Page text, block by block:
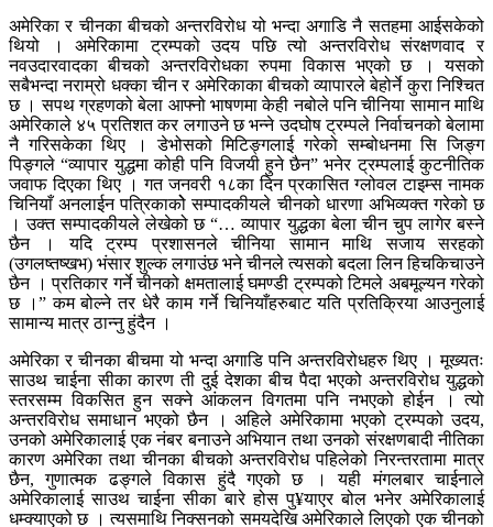
अमेरिका र चीनका बीचको अन्तरविरोध यो भन्दा अगाडि नै सतहमा आईसकेको
थियो । अमेरिकामा ट्रम्पको उदय पछि त्यो अन्तरविरोध संरक्षणवाद र
नवउदारवादका बीचको अन्तरविरोधका रुपमा विकास भएको छ । यसको
सबैभन्दा नराम्रो धक्का चीन र अमेरिकाका बीचको व्यापारले बेहोर्ने कुरा निश्चित
छ । सपथ ग्रहणको बेला आफ्नो भाषणमा केही नबोले पनि चीनिया सामान माथि
अमेरिकाले ४५ प्रतिशत कर लगाउने छ भन्ने उदघोष ट्रम्पले निर्वाचनको बेलामा
नै गरिसकेका थिए । डेभोसको मिटिङ्गलाई गरेको सम्बोधनमा सि जिङ्ग
पिङ्गले “व्यापार युद्धमा कोही पनि विजयी हुने छैन” भनेर ट्रम्पलाई कुटनीतिक
जवाफ दिएका थिए । गत जनवरी १८का दिन प्रकासित ग्लोवल टाइम्स नामक
चिनियाँ अनलाईन पत्रिकाकोे सम्पादकीयले चीनको धारणा अभिव्यक्त गरेको छ
। उक्त सम्पादकीयले लेखेको छ “… व्यापार युद्धका बेला चीन चुप लागेर बस्ने
छैन । यदि ट्रम्प प्रशासनले चीनिया सामान माथि सजाय सरहको
(उगलष्तष्खभ) भंसार शुल्क लगाउंछ भने चीनले त्यसको बदला लिन हिचकिचाउने
छैन । प्रतिकार गर्ने चीनको क्षमतालाई घमण्डी ट्रम्पको टिमले अबमूल्यन गरेको
छ ।” कम बोल्ने तर धेरै काम गर्ने चिनियाँहरुबाट यति प्रतिक्रिया आउनुलाई
सामान्य मात्र ठान्नु हुंदैन ।
अमेरिका र चीनका बीचमा यो भन्दा अगाडि पनि अन्तरविरोधहरु थिए । मूख्यतः
साउथ चाईना सीका कारण ती दुई देशका बीच पैदा भएको अन्तरविरोध युद्धको
स्तरसम्म विकसित हुन सक्ने आंकलन विगतमा पनि नभएको होईन । त्यो
अन्तरविरोध समाधान भएको छैन । अहिले अमेरिकामा भएको ट्रम्पको उदय,
उनको अमेरिकालाई एक नंबर बनाउने अभियान तथा उनको संरक्षणबादी नीतिका
कारण अमेरिका तथा चीनका बीचको अन्तरविरोध पहिलेको निरन्तरतामा मात्र
छैन, गुणात्मक ढङ्गले विकास हुंदै गएको छ । यही मंगलबार चाईनाले
अमेरिकालाई साउथ चाईना सीका बारे होस पु¥याएर बोल भनेर अमेरिकालाई
धम्क्याएको छ । त्यसमाथि निक्सनको समयदेखि अमेरिकाले लिएको एक चीनको